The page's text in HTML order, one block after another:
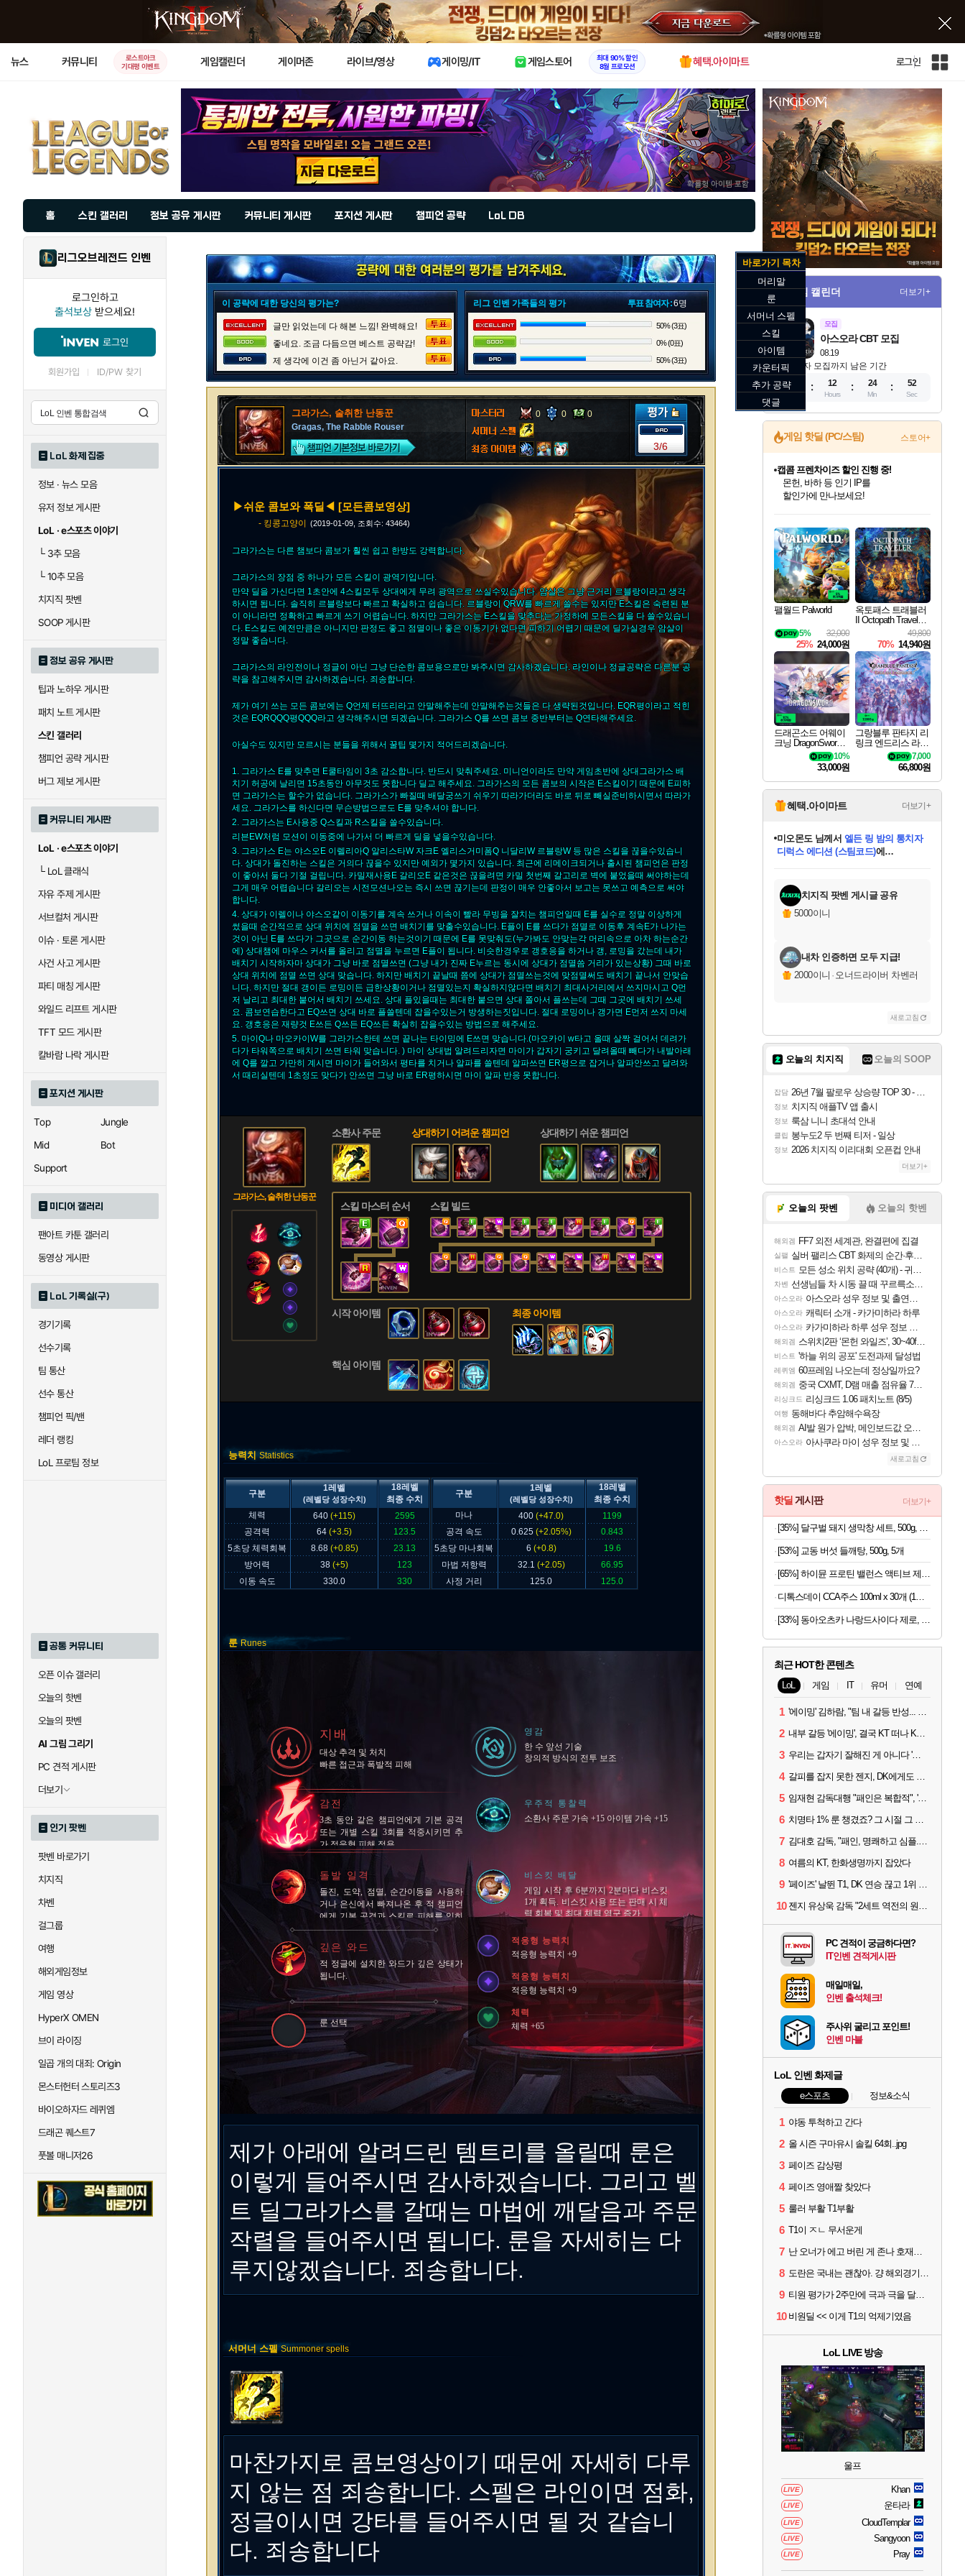
X
뉴스 커뮤니티
로스트아크
기대평 이벤트
게임캘린더 게이머존 라이브/영상 게이밍/IT 게임스토어
최대 90% 할인
8월 프로모션
혜택.아이마트 로그인
인
사
이
트
맵
홈 스킨 갤러리 정보 공유 게시판 커뮤니티 게시판 포지션 게시판 챔피언 공략 LoL DB
리그오브레전드 인벤
로그인하고
출석보상 받으세요!
로그인
회원가입 ID/PW 찾기
LoL 화제 집중
정보 · 뉴스 모음
유저 정보 게시판
LoL · e스포츠 이야기
└3추 모음
└10추 모음
치지직 팟벤
SOOP 게시판
정보 공유 게시판
팁과 노하우 게시판
패치 노트 게시판
스킨 갤러리
챔피언 공략 게시판
버그 제보 게시판
커뮤니티 게시판
LoL · e스포츠 이야기
└LoL 클래식
자유 주제 게시판
서브컬처 게시판
이슈 · 토론 게시판
사건 사고 게시판
파티 매칭 게시판
와일드 리프트 게시판
TFT 모드 게시판
칼바람 나락 게시판
포지션 게시판
Top
Jungle
Mid
Bot
Support
미디어 갤러리
팬아트 카툰 갤러리
동영상 게시판
LoL 기록실(구)
경기기록
선수기록
팀 통산
선수 통산
챔피언 픽/밴
레더 랭킹
LoL 프로팀 정보
공통 커뮤니티
오픈 이슈 갤러리
오늘의 핫벤
오늘의 팟벤
AI 그림 그리기
PC 견적 게시판
더보기
인기 팟벤
팟벤 바로가기
치지직
차벤
걸그룹
여행
해외게임정보
게임 영상
HyperX OMEN
브이 라이징
일곱 개의 대죄: Origin
몬스터헌터 스토리즈3
바이오하자드 레퀴엠
드래곤 퀘스트7
풋볼 매니저26
이 공략에 대한 당신의 평가는?
글만 읽었는데 다 해본 느낌! 완벽해요!
좋네요. 조금 다듬으면 베스트 공략감!
제 생각에 이건 좀 아닌거 같아요.
리그 인벤 가족들의 평가 투표 참여자 :6명
50% (3표)
0% (0표)
50% (3표)
그라가스, 술취한 난동꾼
Gragas, The Rabble Rouser
0 0 0
3/6
▶쉬운 콤보와 폭딜◀ [모든콤보영상]
- 킹콩고양이 (2019-01-09, 조회수: 43464)
그라가스는 다른 챔보다 콤보가 훨씬 쉽고 한방도 강력합니다.
그라가스의 장점 중 하나가 모든 스킬이 광역기입니다.
만약 딜을 가신다면 1초안에 4스킬모두 상대에게 무려 광역으로 쓰실수있습니다. 암살은 그냥 근거리 르블랑이라고 생각
하시면 됩니다. 솔직히 르블랑보다 빠르고 확실하고 쉽습니다. 르블랑이 QRW를 빠르게 쓸수는 있지만 E스킬은 숙련된 분
이 아니라면 정확하고 빠르게 쓰기 어렵습니다. 하지만 그라가스는 E스킬을 맞추다는 가정하에 모든스킬을 다 쓸수있습니
다. E스킬도 예전만큼은 아니지만 판정도 좋고 점멸이나 좋은 이동기가 없다면 피하기 어렵기 때문에 딜가실경우 암살이
정말 좋습니다.
그라가스의 라인전이나 정글이 아닌 그냥 단순한 콤보용으로만 봐주시면 감사하겠습니다. 라인이나 정글공략은 다른분 공
략을 참고해주시면 감사하겠습니다. 죄송합니다.
제가 여기 쓰는 모든 콤보에는 Q언제 터뜨리라고 안말해주는데 안말해주는것들은 다 생략된것입니다. EQR평이라고 적힌
것은 EQRQQQ평QQQ라고 생각해주시면 되겠습니다. 그라가스 Q를 쓰면 콤보 중반부터는 Q연타해주세요.
아실수도 있지만 모르시는 분들을 위해서 꿀팁 몇가지 적어드리겠습니다.
1. 그라가스 E를 맞추면 E쿨타임이 3초 감소합니다. 반드시 맞춰주세요. 미니언이라도 만약 게임초반에 상대그라가스 배
치기 허공에 날리면 15초동안 아무것도 못합니다 딜교 해주세요. 그라가스의 모든 콤보의 시작은 E스킬이기 때문에 E피하
면 그라가스는 할수가 없습니다. 그라가스가 빠질때 배달궁쓰기 쉬우기 따라가더라도 바로 뒤로 빼실준비하시면서 따라가
세요. 그라가스를 하신다면 무슨방법으로도 E를 맞추셔야 합니다.
2. 그라가스는 E사용중 Q스킬과 R스킬을 쓸수있습니다.
리븐EW처럼 모션이 이동중에 나가서 더 빠르게 딜을 넣을수있습니다.
3. 그라가스 E는 야스오E 이렐리아Q 알리스타W 자크E 엘리스거미폼Q 니달리W 르블랑W 등 많은 스킬을 끊을수있습니
다. 상대가 돌진하는 스킬은 거의다 끊을수 있지만 예외가 몇가지 있습니다. 최근에 리메이크되거나 출시된 챔피언은 판정
이 좋아서 둘다 기절 걸립니다. 카밀재사용E 갈리오E 같은것은 끊을려면 카밀 첫번째 갈고리로 벽에 붙었을때 써야하는데
그게 매우 어렵습니다 갈리오는 시전모션나오는 즉시 쓰면 끊기는데 판정이 매우 안좋아서 보고는 못쓰고 예측으로 써야
합니다.
4. 상대가 이렐이나 야스오같이 이동기를 계속 쓰거나 이속이 빨라 무빙을 잘치는 챔피언일때 E를 실수로 정말 이상하게
썼을때 순간적으로 상대 위치에 점멸을 쓰면 배치기를 맞출수있습니다. E플이 E를 쓰다가 점멸로 이동후 계속E가 나가는
것이 아닌 E를 쓰다가 그곳으로 순간이동 하는것이기 때문에 E를 못맞춰도(누가봐도 안맞는각 머리속으로 아차 하는순간
에) 상대챔에 마우스 커서를 올리고 점멸을 누르면 E플이 됩니다. 비슷한경우로 갱호응을 하거나 갱, 로밍을 갔는데 내가
배치기 시작하자마 상대가 그냥 바로 점멸쓰면 (그냥 내가 진짜 E누르는 동시에 상대가 점멸씀 거리가 있는상황) 그때 바로
상대 위치에 점멸 쓰면 상대 맞습니다. 하지만 배치기 끝날때 쯤에 상대가 점멸쓰는것에 맞점멸써도 배치기 끝나서 안맞습
니다. 하지만 절대 갱이든 로밍이든 급한상황이거나 점멸있는지 확실하지않다면 배치기 최대사거리에서 쓰지마시고 Q먼
저 날리고 최대한 붙어서 배치기 쓰세요. 상대 플있을때는 최대한 붙으면 상대 쫄아서 플쓰는데 그때 그곳에 배치기 쓰세
요. 콤보연습한다고 EQ쓰면 상대 바로 플쓸텐데 잡을수있는거 방생하는짓입니다. 절대 로밍이나 갱가면 E먼저 쓰지 마세
요. 갱호응은 재량것 E쓰든 Q쓰든 EQ쓰든 확실히 잡을수있는 방법으로 해주세요.
5. 마이Q나 마오카이W를 그라가스한테 쓰면 끝나는 타이밍에 E쓰면 맞습니다.(마오카이 w타고 올때 살짝 걸어서 데려가
다가 타워쪽으로 배치기 쓰면 타워 맞습니다. ) 마이 상대법 알려드리자면 마이가 갑자기 궁키고 달려올때 빼다가 내발아래
에 Q를 깔고 가만히 계시면 마이가 들어와서 평타를 치거나 알파를 쓸텐데 알파쓰면 ER평으로 잡거나 알파안쓰고 달려와
서 때리실텐데 1초정도 맞다가 안쓰면 그냥 바로 ER평하시면 마이 알파 반응 못합니다.
그라가스, 술취한 난동꾼
소환사 주문 상대하기 어려운 챔피언 상대하기 쉬운 챔피언
스킬 마스터 순서 스킬 빌드
시작 아이템
핵심 아이템
최종 아이템
능력치 Statistics
구분
1레벨
(레벨당 성장수치)
18레벨
최종 수치
구분
1레벨
(레벨당 성장수치)
18레벨
최종 수치
체력
640 (+115) 2595 마나 400 (+47.0)
1199
공격력
64 (+3.5) 123.5 공격 속도 0.625 (+2.05%)
0.843
5초당 체력회복
8.68 (+0.85) 23.13 5초당 마나회복 6 (+0.8)
19.6
방어력
38 (+5) 123 마법 저항력 32.1 (+2.05)
66.95
이동 속도
330.0 330 사정 거리 125.0 125.0
룬Runes
지배
대상 추격 및 처치
빠른 접근과 폭발적 피해
감전
3초 동안 같은 챔피언에게 기본 공격
또는 개별 스킬 3회를 적중시키면 추
가 적응형 피해 적용
돌발 일격
돌진, 도약, 점멸, 순간이동을 사용하
거나 은신에서 빠져나온 후 적 챔피언
에게 기본 공격과 스킬로 피해를 입히
면 추…
깊은 와드
적 정글에 설치한 와드가 깊은 상태가
됩니다.
룬 선택
영감
한 수 앞선 기술
창의적 방식의 전투 보조
우주적 통찰력
소환사 주문 가속 +15 아이템 가속 +15
비스킷 배달
게임 시작 후 6분까지 2분마다 비스킷
1개 획득. 비스킷 사용 또는 판매 시 체
력 회복 및 최대 체력 영구 증가
적응형 능력치
적응형 능력치 +9
적응형 능력치
적응형 능력치 +9
체력
체력 +65
제가 아래에 알려드린 템트리를 올릴때 룬은
이렇게 들어주시면 감사하겠습니다. 그리고 벨
트 딜그라가스를 갈때는 마법에 깨달음과 주문
작렬을 들어주시면 됩니다. 룬을 자세히는 다
루지않겠습니다. 죄송합니다.
서머너 스펠Summoner spells
마찬가지로 콤보영상이기 때문에 자세히 다루
지 않는 점 죄송합니다. 스펠은 라인이면 점화,
정글이시면 강타를 들어주시면 될 것 같습니
다. 죄송합니다
게임 캘린더 더보기+
모집
08.19
아스오라 CBT 모집
참가자 모집까지 남은 기간
11
Days
12
Hours
24
Min
51
Sec
게임 핫딜 (PC/스팀) 스토어+
최대 90% 할인가를 만나보세요!
네이버혜택과 함께 만나보세요!
50%할인&추가 적립까지!
네이버 포인트 혜택까지!
이니&베니 혜택까지!
네이버 혜택가와 함께 예약하세요!
할인&네이버혜택으로 만나보세요!
네이버페이 혜택과 만나보세요!
40주년 프로모션으로 만나보세요!
캡콤 프렌차이즈 할인 진행 중!
몬헌, 바하 등 인기 IP를
할인가에 만나보세요!
일부 에디션 상시 할인!
혜택으로 예약 판매 중
편안하게 충전하세요
팰월드 Palworld
32,000
5%
25% 24,000원
옥토패스 트래블러
II Octopath Traveler I
49,800
70% 14,940원
드래곤소드 어웨이
크닝 DragonSword A
10%
33,000원
그랑블루 판타지 리
링크 엔드리스 라그
나로크 Granblue Fa
ntasy Relink Endless
7,000
66,800원
혜택.아이마트 더보기+
교환.
당첨되셨습니다.
당첨되셨습니다.
당첨되셨습니다.
미오몬도님께서 엘든 링 밤의 통치자
디럭스 에디션 (스팀코드)에
당첨되셨습니다.
당첨되셨습니다.
당첨되셨습니다.
에디션 (스팀코드)를 교환.
당첨되셨습니다.
치지직 팟벤 게시글 공유
5000이니
내차 인증하면 모두 지급!
2000이니 · 오너드라이버 차벤러
새로고침
오늘의 치지직 오늘의 SOOP
잡담 26년 7월 팔로우 상승량 TOP 30 - 월간 치지직
정보 치지직 애플TV 앱 출시
정보 룩삼 니니 초대석 안내
클립 봉누도2 두 번째 티저 - 일상
정보 2026 치지직 이리대회 오픈컵 안내
더보기+
오늘의 팟벤 오늘의 핫벤
해외겜 FF7 외전 세계관, 완결편에 집결
실팰 실버 팰리스 CBT 화제의 순간·후기 모음
비스트 모든 성소 위치 공략 (40개) - 귀환한 영혼 도전과제
차벤 선생님들 차 시동 끌 때 꾸르륵소리나는데
아스오라 아스오라 성우 정보 및 출연작 모음
아스오라 캐릭터 소개 - 카가미하라 하루
아스오라 카가미하라 하루 성우 정보 및 주요 필모
해외겜 스위치2판 ‘몬헌 와일즈’, 30~40fps 목표 추정
비스트 '하늘 위의 공포' 도전과제 달성법
레퀴엠 60프레임 나오는데 정상일까요?
해외겜 중국 CXMT, D램 매출 점유율 7%…글로벌 4위로 부상
리싱크드 리싱크드 1.06 패치노트 (8/5)
여행 동해바다 추암해수욕장
해외겜 AI발 원가 압박, 메인보드값 오르나
아스오라 아사쿠라 마이 성우 정보 및 주요 필모
새로고침
핫딜 게시판 더보기+
[53%] 교동 버섯 들깨탕, 500g, 5개
[33%] 동아오츠카 나랑드사이다 제로, 오리지널, 345ml, 24개
최근 HOT한 콘텐츠
LoL 게임 IT 유머 연예
1 '에이밍' 김하람, "팀 내 갈등 반성... 끝까지 뛰고 싶었다"
2 내부 갈등 '에이밍', 결국 KT 떠나 KRX로...'지우'와 트레이드
3 우리는 갑자기 잘해진 게 아니다 '씨맥' 김대호 감독의 자신감
4 갈피를 잡지 못한 젠지, DK에게도 0:2 패배
5 임재현 감독대행 "패인은 복합적", '도란' "팀에 과부하 왔다"
6 치명타 1% 룬 챙겼죠? 그 시절 그 감성 '롤 클래식' 30일 출시
7 김대호 감독, "패인, 명쾌하고 심플...다시 힘낼 수 있어"
8 여름의 KT, 한화생명까지 잡았다
9 '페이즈' 날뛴 T1, DK 연승 끊고 1위 지켜
10 젠지 유상욱 감독 "2세트 역전의 원인...너무 급했다"
PC 견적이 궁금하다면?
IT인벤 견적게시판
매일매일,
인벤 출석체크!
주사위 굴리고 포인트!
인벤 마블
LoL 인벤 화제글
e스포츠 정보&소식
1 야동 투척하고 간다
2 올 시즌 구마유시 솔킬 64회..jpg
3 페이즈 감상평
4 페이즈 영애짤 찾았다
5 룰러 부활 T1부활
6 T1이 ㅈㄴ 무서운게
7 난 오너가 에고 버린 게 존나 호재라고 봄
8 도란은 국내는 괜찮아. 걍 해외경기가 개 쓰레기라 그래
9 티원 평가가 2주만에 극과 극을 달리고 있네
10 비원딜 << 이게 T1의 억제기였음
LoL LIVE 방송
울프
LIVE Khan
LIVE 운타라
LIVE CloudTemplar
LIVE Sangyoon
LIVE Pray
바로가기 목차
머리말
룬
서머너 스펠
스킬
아이템
카운터픽
추가 공략
댓글